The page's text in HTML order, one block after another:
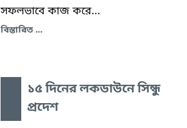
সফলভাবে কাজ করে...
বিস্তারিত ...
১৫ দিনের লকডাউনে সিন্ধু
প্রদেশ